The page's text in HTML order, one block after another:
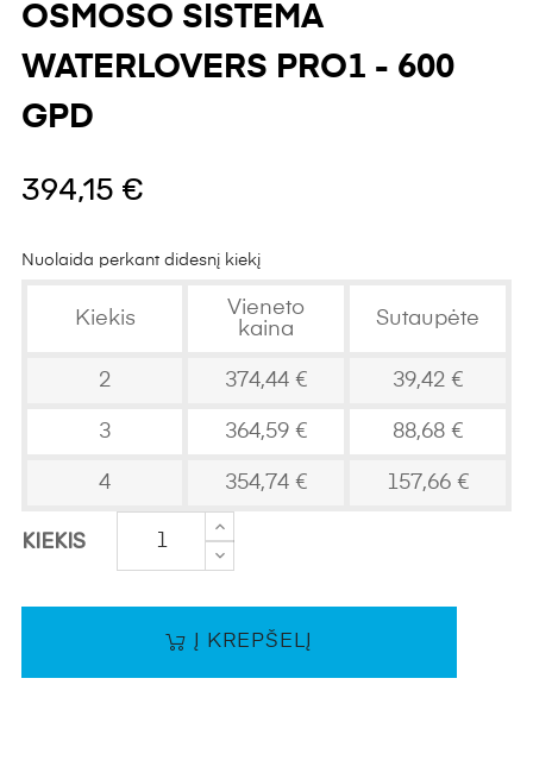
OSMOSO SISTEMA
WATERLOVERS PRO1 - 600
GPD
394,15 €
Nuolaida perkant didesnį kiekį
Kiekis
Vieneto
kaina
Sutaupėte
2 374,44 € 39,42 €
3 364,59 € 88,68 €
4 354,74 € 157,66 €
KIEKIS
Į KREPŠELĮ